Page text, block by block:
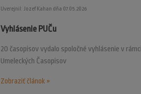
Uverejnil: Jozef Kahan dňa 07.05.2026
Vyhlásenie PUČu
20 časopisov vydalo spoločné vyhlásenie v
Umeleckých Časopisov
Zobraziť článok »